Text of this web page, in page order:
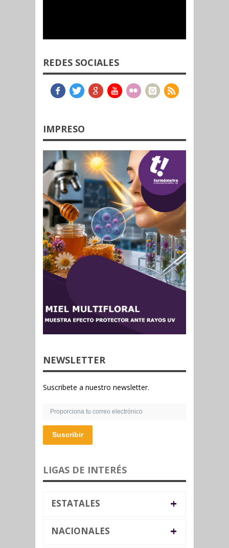
REDES SOCIALES
IMPRESO
NEWSLETTER
Suscribete a nuestro newsletter.
Suscribir
LIGAS DE INTERÉS
ESTATALES +
NACIONALES +